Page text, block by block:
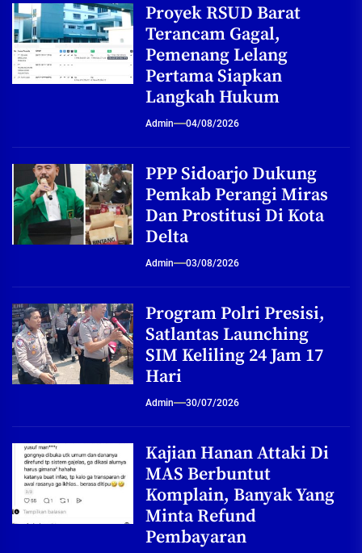
Proyek RSUD Barat
Terancam Gagal,
Pemenang Lelang
Pertama Siapkan
Langkah Hukum
Admin 04/08/2026
PPP Sidoarjo Dukung
Pemkab Perangi Miras
Dan Prostitusi Di Kota
Delta
Admin 03/08/2026
Program Polri Presisi,
Satlantas Launching
SIM Keliling 24 Jam 17
Hari
Admin 30/07/2026
Kajian Hanan Attaki Di
MAS Berbuntut
Komplain, Banyak Yang
Minta Refund
Pembayaran